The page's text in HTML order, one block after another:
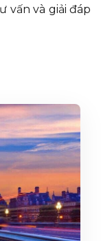
vấn và giải đáp